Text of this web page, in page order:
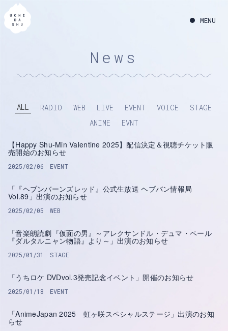
News
ALL RADIO WEB LIVE EVENT VOICE
STAGE
ANIME
EVNT
【Happy Shu-Min Valentine 2025】配信決定＆視聴チケット販
売開始のお知らせ
2025/02/06 EVENT
「『ヘブンバーンズレッド』公式生放送 ヘブバン情報局
Vol.89」出演のお知らせ
2025/02/05 WEB
「音楽朗読劇『仮面の男』～アレクサンドル・デュマ・ペール
『ダルタルニャン物語』より～」出演のお知らせ
2025/01/31 STAGE
「うちロケ DVDvol.3発売記念イベント」開催のお知らせ
2025/01/18 EVENT
「AnimeJapan 2025 虹ヶ咲スペシャルステージ」出演のお知
らせ